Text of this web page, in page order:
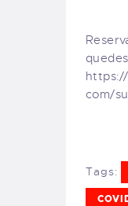
com/
Tags: